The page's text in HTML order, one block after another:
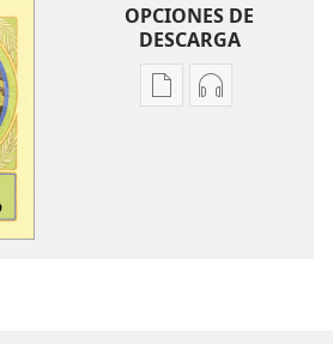
OPCIONES DE
DESCARGA
OpcionesOpciones